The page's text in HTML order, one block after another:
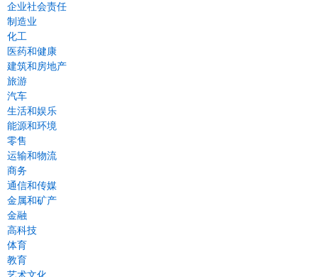
企业社会责任
制造业
化工
医药和健康
建筑和房地产
旅游
汽车
生活和娱乐
能源和环境
零售
运输和物流
商务
通信和传媒
金属和矿产
金融
高科技
体育
教育